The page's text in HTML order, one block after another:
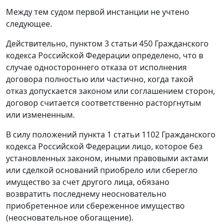
Между тем судом первой инстанции не учтено
следующее.
Действительно, пунктом 3 статьи 450 Гражданского
кодекса Российской Федерации определено, что в
случае одностороннего отказа от исполнения
договора полностью или частично, когда такой
отказ допускается законом или соглашением сторон,
договор считается соответственно расторгнутым
или измененным.
В силу положений пункта 1 статьи 1102 Гражданского
кодекса Российской Федерации лицо, которое без
установленных законом, иными правовыми актами
или сделкой оснований приобрело или сберегло
имущество за счет другого лица, обязано
возвратить последнему неосновательно
приобретенное или сбереженное имущество
(неосновательное обогащение).